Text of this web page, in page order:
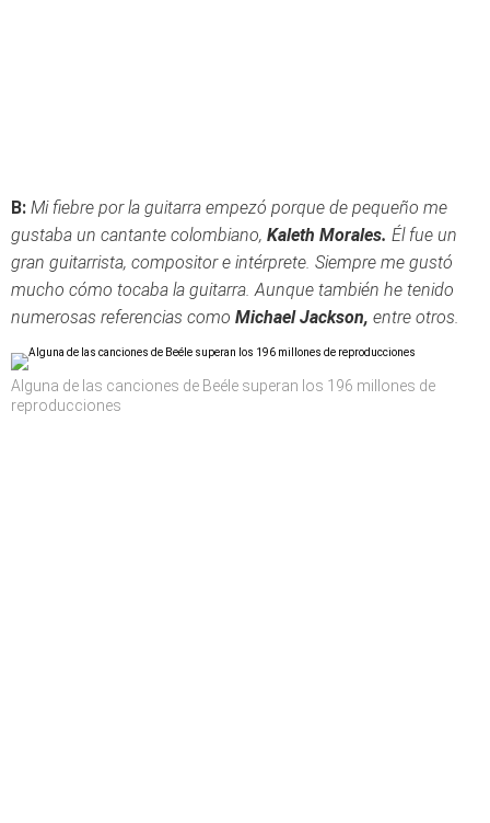
B: Mi fiebre por la guitarra empezó porque de pequeño me
gustaba un cantante colombiano, Kaleth Morales. Él fue un
gran guitarrista, compositor e intérprete. Siempre me gustó
mucho cómo tocaba la guitarra. Aunque también he tenido
numerosas referencias como Michael Jackson, entre otros.
Alguna de las canciones de Beéle superan los 196 millones de
reproducciones